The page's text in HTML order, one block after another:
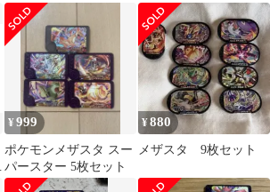
ルメタル 1-2-006
¥999
ポケモンメザスタ スー
パースター 5枚セット
¥880
メザスタ 9枚セット